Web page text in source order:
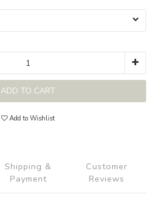
ADD TO CART
Add to Wishlist
Shipping &
Payment
Customer
Reviews